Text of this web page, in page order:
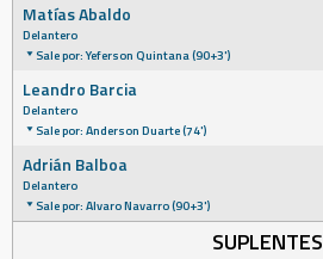
Matías Abaldo
Delantero
Sale por: Yeferson Quintana (90+3')
Leandro Barcia
Delantero
Sale por: Anderson Duarte (74')
Adrián Balboa
Delantero
Sale por: Alvaro Navarro (90+3')
SUPLENTES